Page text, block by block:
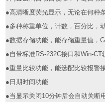
●高清晰度荧光显示，无论在何
●多种称重单位，计数，百分比
●数据存储功能，能存储重量值，
●自带标准RS-232C接口和Win-CT
●重量比较功能，能选配比较报警
● 日期时间功能
●当显示关闭10分钟后会自动关断